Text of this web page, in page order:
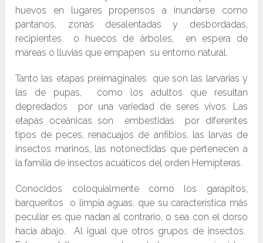
huevos en lugares propensos a inundarse como
pantanos, zonas desalentadas y desbordadas,
recipientes o huecos de árboles, en espera de
mareas o lluvias que empapen su entorno natural.
Tanto las etapas preimaginales que son las larvarias y
las de pupas, como los adultos que resultan
depredados por una variedad de seres vivos. Las
etapas oceánicas son embestidas por diferentes
tipos de peces, renacuajos de anfibios, las larvas de
insectos marinos, las notonectidas que pertenecen a
la familia de insectos acuáticos del orden Hemípteras.
Conocidos coloquialmente como los garapitos,
barqueritos o limpia aguas, que su característica más
peculiar es que nadan al contrario, o sea con el dorso
hacia abajo. Al igual que otros grupos de insectos.